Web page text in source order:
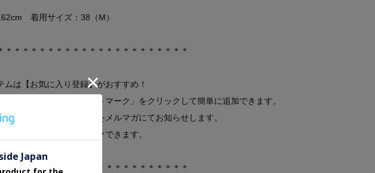
着用サイズ：38（M）
＊＊＊＊＊＊＊＊＊＊＊＊＊＊＊＊＊＊＊＊＊＊
ムは【お気に入り登録】がおすすめ！
ムのページにある「ハートマーク」をクリックして簡単に追加できます。
入荷通知やお値下げ情報をメルマガにてお知らせします。
お気に入り一覧もチェックできます。
＊＊＊＊＊＊＊＊＊＊＊＊＊＊＊＊＊＊＊＊＊＊